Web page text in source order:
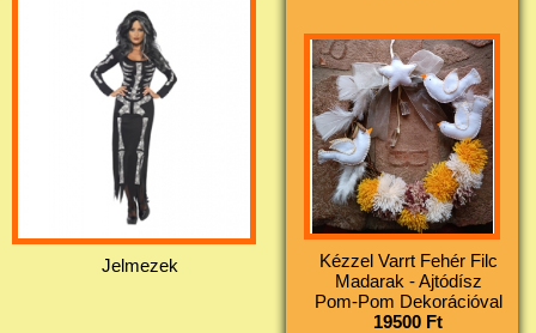
Jelmezek
Kézzel Varrt Fehér Filc
Madarak - Ajtódísz
Pom-Pom Dekorációval
19500 Ft